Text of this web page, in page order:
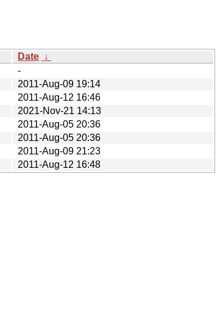
Date ↓
-
2011-Aug-09 19:14
2011-Aug-12 16:46
2021-Nov-21 14:13
2011-Aug-05 20:36
2011-Aug-05 20:36
2011-Aug-09 21:23
2011-Aug-12 16:48